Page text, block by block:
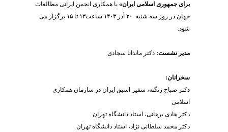
برای جمهوری اسلامی ایران»با همکاری انجمن ایرانی مطالعات
جهان در روز سه شنبه ۲۰ آذر ۱۴۰۳ ساعت۱۳ تا ۱۵ برگزار می
شود.
مدیر نشست:دکتر ماندانا سجادی
سخرانان:
دکتر صباح زنگنه، سفیر اسبق ایران در سازمان همکاری
اسلامی
دکتر هادی برهانی، استاد دانشگاه تهران
دکتر محمد سلطانی نژاد، استاد دانشگاه تهران